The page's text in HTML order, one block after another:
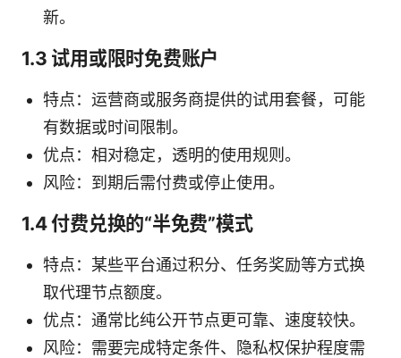
新。
1.3 试用或限时免费账户
特点：运营商或服务商提供的试用套餐，可能
有数据或时间限制。
优点：相对稳定，透明的使用规则。
风险：到期后需付费或停止使用。
1.4 付费兑换的“半免费”模式
特点：某些平台通过积分、任务奖励等方式换
取代理节点额度。
优点：通常比纯公开节点更可靠、速度较快。
风险：需要完成特定条件、隐私权保护程度需